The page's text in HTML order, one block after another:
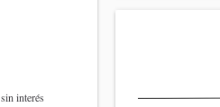
sin interés